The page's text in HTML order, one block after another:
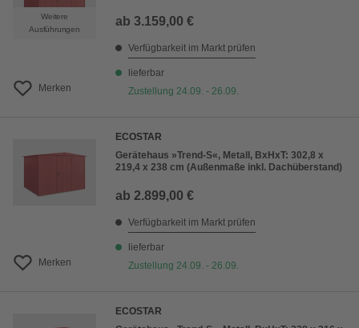
Weitere
Ausführungen
Merken
ab 3.159,00 €
Verfügbarkeit im Markt prüfen
lieferbar
Zustellung 24.09. - 26.09.
Merken
ECOSTAR
Gerätehaus »Trend-S«, Metall, BxHxT: 302,8 x
219,4 x 238 cm (Außenmaße inkl. Dachüberstand)
ab 2.899,00 €
Verfügbarkeit im Markt prüfen
lieferbar
Zustellung 24.09. - 26.09.
ECOSTAR